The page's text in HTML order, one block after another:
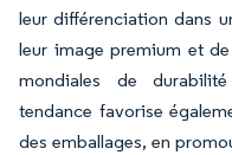
leur différenciation dans
leur image premium et
mondiales de
tendance favorise
des emballages, en